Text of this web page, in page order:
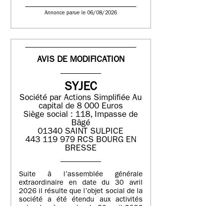
Annonce parue le 06/08/2026
AVIS DE MODIFICATION
SYJEC
Société par Actions SimplifiéeAu
capital de 8 000 Euros
Siège social : 118, Impasse de
Bâgé
01340 SAINT SULPICE
443 119 979 RCS BOURG EN
BRESSE
Suite à l’assemblée générale
extraordinaire en date du 30 avril
2026 il résulte que l’objet social de la
société a été étendu aux activités